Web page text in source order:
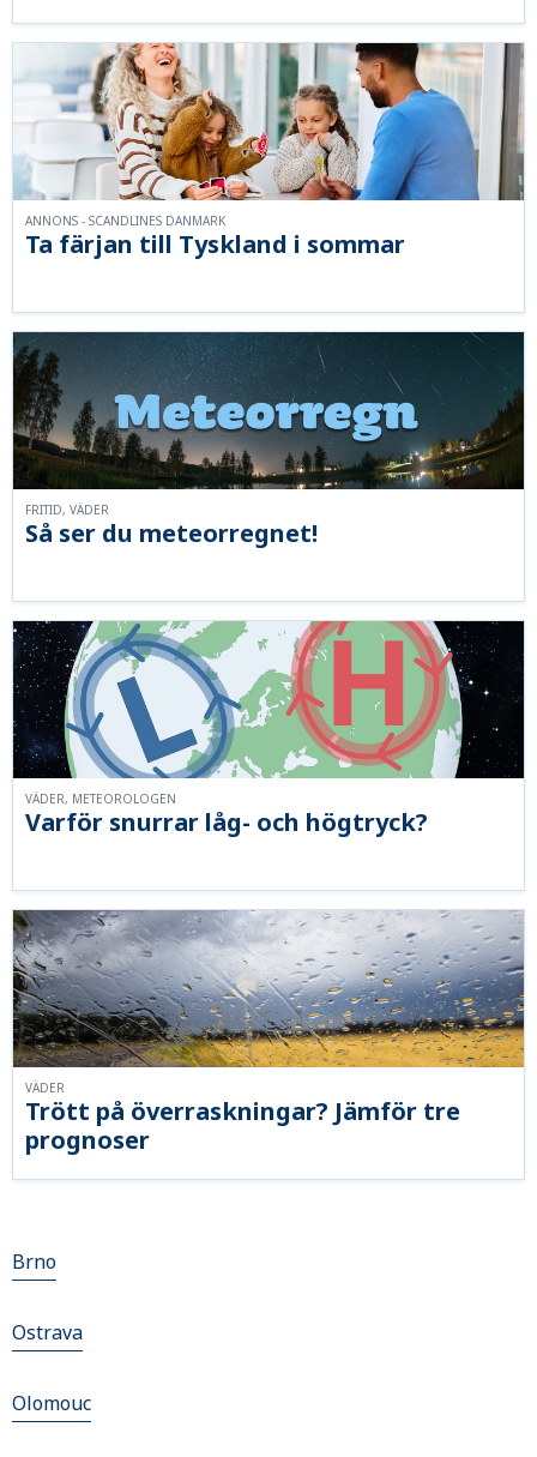
Ta färjan till Tyskland i sommar
ANNONS - SCANDLINES DANMARK
Så ser du meteorregnet!
FRITID, VÄDER
Varför snurrar låg- och högtryck?
VÄDER, METEOROLOGEN
Trött på överraskningar? Jämför tre
prognoser
VÄDER
Brno
Ostrava
Olomouc